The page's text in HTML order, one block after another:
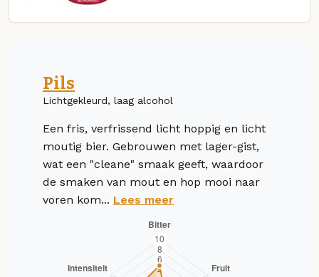
Pils
Lichtgekleurd, laag alcohol
Een fris, verfrissend licht hoppig en licht
moutig bier. Gebrouwen met lager-gist,
wat een "cleane" smaak geeft, waardoor
de smaken van mout en hop mooi naar
voren kom... Lees meer